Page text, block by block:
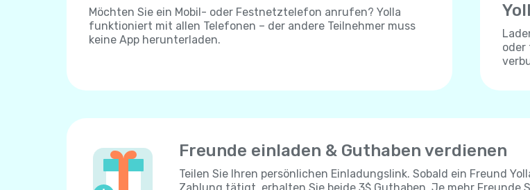
Möchten Sie ein Mobil- oder Festnetztelefon anrufen? Yolla
funktioniert mit allen Telefonen – der andere Teilnehmer muss
keine App herunterladen.
oder
Freunde einladen & Guthaben verdienen
Teilen Sie Ihren persönlichen Einladungslink. Sobald ein Freund